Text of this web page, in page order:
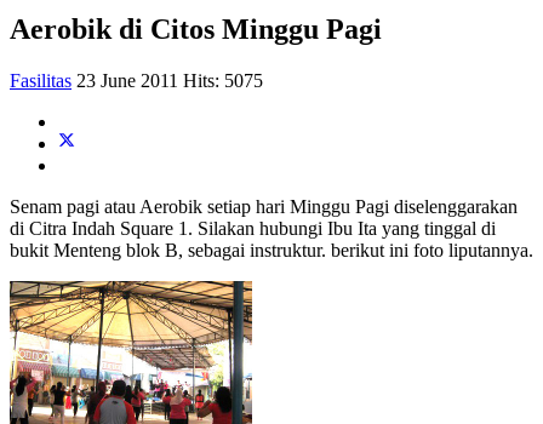
Aerobik di Citos Minggu Pagi
Fasilitas 23 June 2011 Hits: 5075
Senam pagi atau Aerobik setiap hari Minggu Pagi diselenggarakan
di Citra Indah Square 1. Silakan hubungi Ibu Ita yang tinggal di
bukit Menteng blok B, sebagai instruktur. berikut ini foto liputannya.